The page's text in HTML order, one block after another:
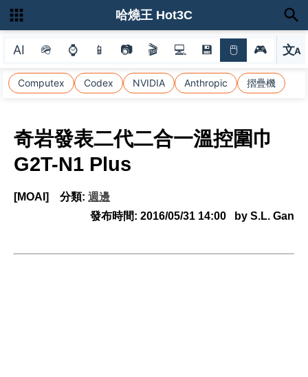
AI 🪖 ⌚ 📱 📷 🎬 💻 💾 🖱 🎮 文A
選
Computex Codex NVIDIA Anthropic 摺疊機
哈燒王 Hot3C
奇岩發表二代二合一溫控圍巾
G2T-N1 Plus
[MOAI] 分類: 週邊
發布時間: 2016/05/31 14:00 by S.L. Gan